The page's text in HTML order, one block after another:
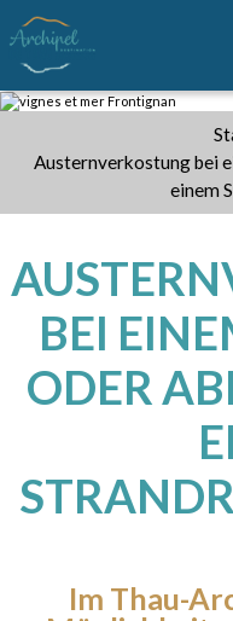
Austernverkostung bei
einem
BEI
ODER
Im Thau-